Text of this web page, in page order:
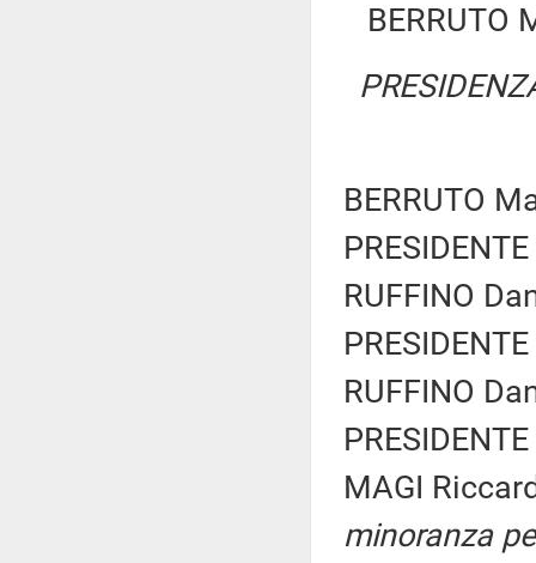
BERRUTO
BERRUTO
RUFFINO
RUFFINO
MAGI
minoranza